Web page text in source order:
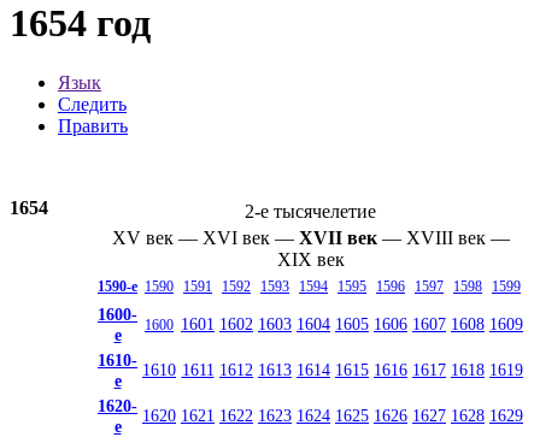
1654 год
Язык
Следить
Править
2-е тысячелетие
XV век— XVI век— XVII век— XVIII век—
XIX век
1590-е 1590 1591 1592 1593 1594 1595 1596 1597 1598 1599
1600-
е
1600 1601 1602 1603 1604 1605 1606 1607 1608 1609
1610-
е
1610 1611 1612 1613 1614 1615 1616 1617 1618 1619
1620-
е
1620 1621 1622 1623 1624 1625 1626 1627 1628 1629
1654